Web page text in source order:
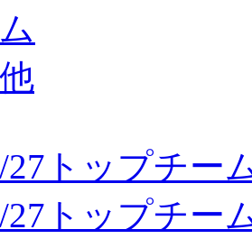
集
ティ
クト
27トップチー
27トップチー